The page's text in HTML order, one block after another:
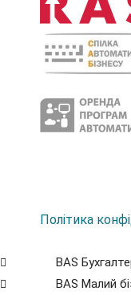
Політика
BAS
BAS Малий